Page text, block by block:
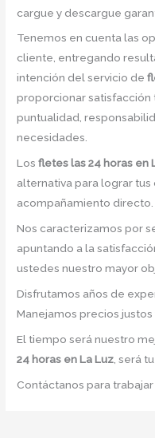
cargue y descargue
Tenemos en cuenta las
cliente, entregando
intención del servicio de
proporcionar satisfacción
puntualidad,
necesidades.
Losfletes las 24 horas en
alternativa para lograr
acompañamiento directo.
Nos caracterizamos por
apuntando a la
ustedes nuestro mayor
Disfrutamos años de
Manejamos precios
El tiempo será nuestro
24 horas en La Luz , será
Contáctanos para